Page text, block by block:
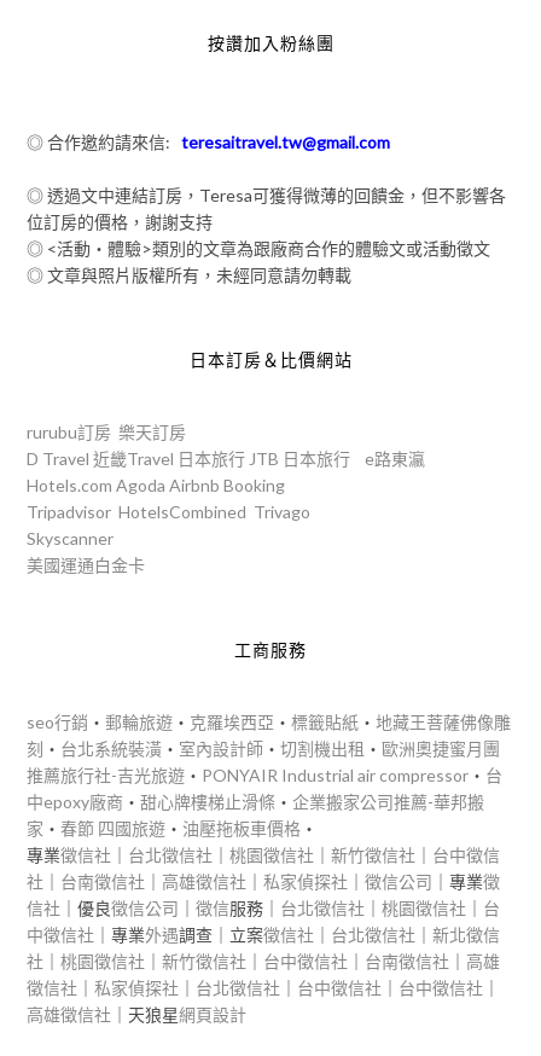
按讚加入粉絲團
◎ 合作邀約請來信:teresaitravel.tw@gmail.com
◎ 透過文中連結訂房，Teresa可獲得微薄的回饋金，但不影響各
位訂房的價格，謝謝支持
◎ <活動‧體驗>類別的文章為跟廠商合作的體驗文或活動徵文
◎ 文章與照片版權所有，未經同意請勿轉載
日本訂房＆比價網站
rurubu訂房 樂天訂房
D Travel 近畿Travel 日本旅行 JTB 日本旅行
e路東瀛
Hotels.com Agoda Airbnb Booking
Tripadvisor HotelsCombined Trivago
Skyscanner
美國運通白金卡
工商服務
seo行銷 ‧郵輪旅遊 ‧ 克羅埃西亞 ‧標籤貼紙 ‧地藏王菩薩佛像雕
刻 ‧ 台北系統裝潢 ‧ 室內設計師 ‧切割機出租 ‧歐洲奧捷蜜月團
推薦旅行社-吉光旅遊 ‧ PONYAIR Industrial air compressor ‧ 台
中epoxy廠商 ‧甜心牌樓梯止滑條 ‧企業搬家公司推薦-華邦搬
家 ‧春節 四國旅遊 ‧ 油壓拖板車價格 ‧
專業徵信社 台北徵信社 ｜桃園徵信社 ｜新竹徵信社
台中徵信
社
台南徵信社 高雄徵信社 ｜私家偵探社 ｜徵信公司 ｜專業徵
信社 ｜優良徵信公司 ｜徵信服務｜ 台北徵信社 ｜桃園徵信社
台
中徵信社 ｜專業外遇調查｜立案徵信社 台北徵信社 ｜新北徵信
社 ｜桃園徵信社 ｜新竹徵信社 台中徵信社 台南徵信社
高雄
徵信社 ｜私家偵探社 台北徵信社 台中徵信社 台中徵信社
高雄徵信社 ｜天狼星網頁設計